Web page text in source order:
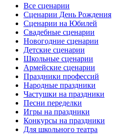
Все сценарии
Сценарии День Рождения
Сценарии на Юбилей
Свадебные сценарии
Новогодние сценарии
Детские сценарии
Школьные сценарии
Армейские сценарии
Праздники профессий
Народные праздники
Частушки на праздники
Песни переделки
Игры на праздники
Конкурсы на праздники
Для школьного театра